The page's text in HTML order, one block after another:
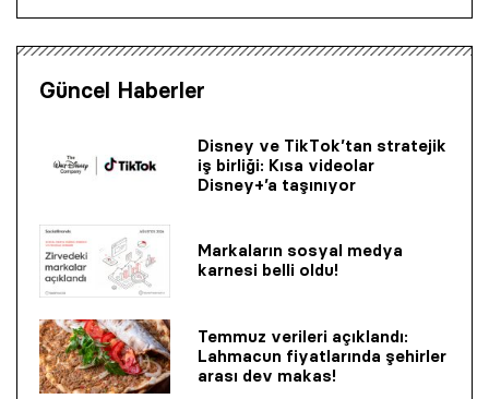
Güncel Haberler
Disney ve TikTok’tan stratejik
iş birliği: Kısa videolar
Disney+’a taşınıyor
Markaların sosyal medya
karnesi belli oldu!
Temmuz verileri açıklandı:
Lahmacun fiyatlarında şehirler
arası dev makas!